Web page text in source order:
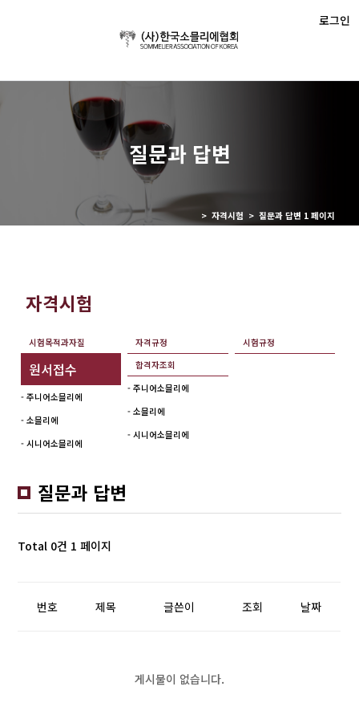
로그인
질문과 답변
> 자격시험 > 질문과 답변 1 페이지
자격시험
시험목적과자질 자격규정 시험규정
원서접수
- 주니어소믈리에
- 소믈리에
- 시니어소믈리에
합격자조회
- 주니어소믈리에
- 소믈리에
- 시니어소믈리에
질문과 답변
Total 0건 1 페이지
번호 제목 글쓴이 조회 날짜
게시물이 없습니다.